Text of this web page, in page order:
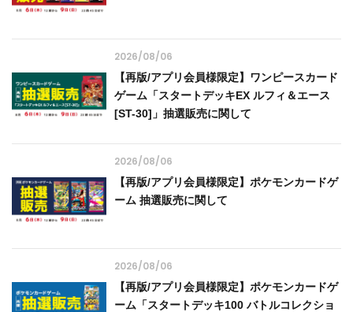
2026/08/06
【再版/アプリ会員様限定】ワンピースカード
ゲーム「スタートデッキEX ルフィ＆エース
[ST-30]」抽選販売に関して
2026/08/06
【再版/アプリ会員様限定】ポケモンカードゲ
ーム 抽選販売に関して
2026/08/06
【再版/アプリ会員様限定】ポケモンカードゲ
ーム「スタートデッキ100 バトルコレクショ